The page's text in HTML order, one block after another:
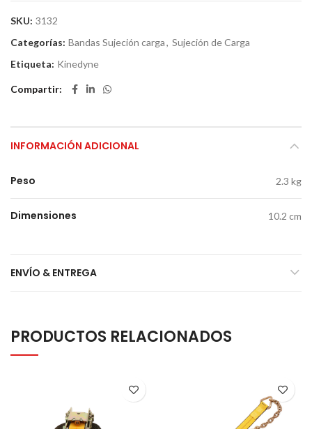
SKU: 3132
Categorías: Bandas Sujeción carga, Sujeción de Carga
Etiqueta: Kinedyne
Compartir
INFORMACIÓN ADICIONAL
Peso 2.3 kg
Dimensiones 10.2 cm
ENVÍO & ENTREGA
PRODUCTOS RELACIONADOS